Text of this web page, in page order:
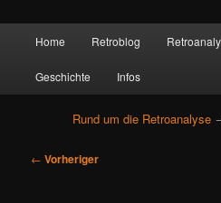
Zum
primären
Inhalt
springen
Zum
sekundären
Inhalt
springen
Home Retroblog
Geschichte Infos
Rund um die Retroanalyse
B
← Vorheriger